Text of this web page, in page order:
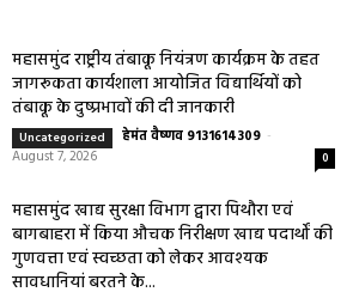
महासमुंद राष्ट्रीय तंबाकू नियंत्रण कार्यक्रम के तहत
जागरूकता कार्यशाला आयोजित विद्यार्थियों को
तंबाकू के दुष्प्रभावों की दी जानकारी
Uncategorized हेमंत वैष्णव 9131614309 -
August 7, 2026
0
महासमुंद खाद्य सुरक्षा विभाग द्वारा पिथौरा एवं
बागबाहरा में किया औचक निरीक्षण खाद्य पदार्थों की
गुणवत्ता एवं स्वच्छता को लेकर आवश्यक
सावधानियां बरतने के...